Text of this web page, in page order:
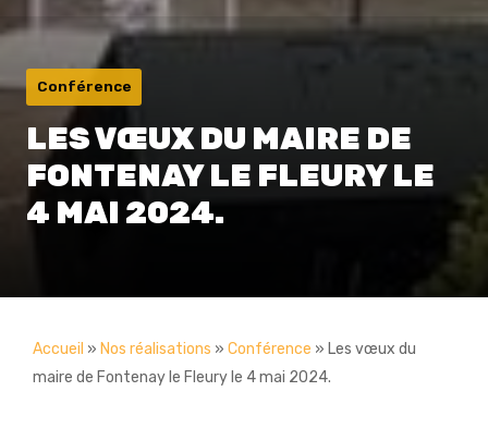
Conférence
LES VŒUX DU MAIRE DE
FONTENAY LE FLEURY LE
4 MAI 2024.
Accueil » Nos réalisations » Conférence » Les vœux du
maire de Fontenay le Fleury le 4 mai 2024.